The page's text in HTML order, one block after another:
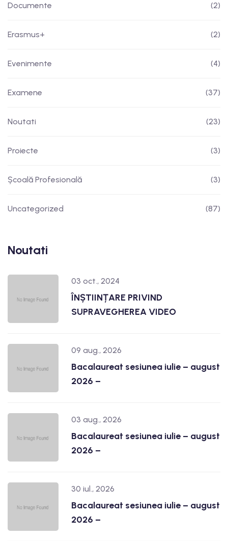
Documente (2)
Erasmus+ (2)
Evenimente (4)
Examene (37)
Noutati (23)
Proiecte (3)
Școală Profesională (3)
Uncategorized (87)
Noutati
03 oct., 2024
ÎNȘTIINȚARE PRIVIND
SUPRAVEGHEREA VIDEO
09 aug., 2026
Bacalaureat sesiunea iulie – august
2026 –
03 aug., 2026
Bacalaureat sesiunea iulie – august
2026 –
30 iul., 2026
Bacalaureat sesiunea iulie – august
2026 –